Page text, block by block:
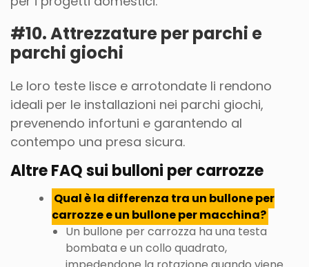
#10. Attrezzature per parchi e
parchi giochi
Le loro teste lisce e arrotondate li rendono
ideali per le installazioni nei parchi giochi,
prevenendo infortuni e garantendo al
contempo una presa sicura.
Altre FAQ sui bulloni per carrozze
Qual è la differenza tra un bullone per
carrozze e un bullone per macchina?
Un bullone per carrozza ha una testa
bombata e un collo quadrato,